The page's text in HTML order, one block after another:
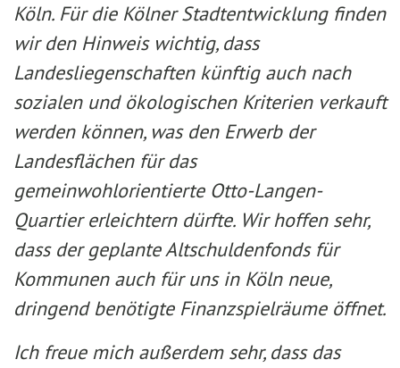
Köln. Für die Kölner Stadtentwicklung finden
wir den Hinweis wichtig, dass
Landesliegenschaften künftig auch nach
sozialen und ökologischen Kriterien verkauft
werden können, was den Erwerb der
Landesflächen für das
gemeinwohlorientierte Otto-Langen-
Quartier erleichtern dürfte. Wir hoffen sehr,
dass der geplante Altschuldenfonds für
Kommunen auch für uns in Köln neue,
dringend benötigte Finanzspielräume öffnet.
Ich freue mich außerdem sehr, dass das